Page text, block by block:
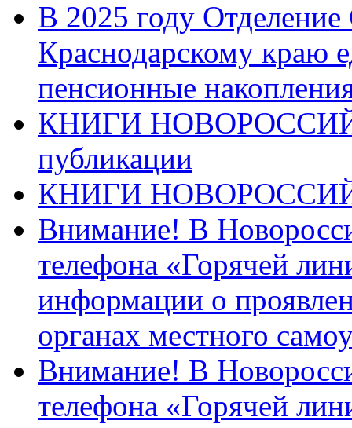
В 2025 году
Краснодарскому краю
пенсионные
КНИГИ
публикации
КНИГИ
Внимание! В
телефона «Горячей
информации о
органах местного
Внимание! В
телефона «Горячей